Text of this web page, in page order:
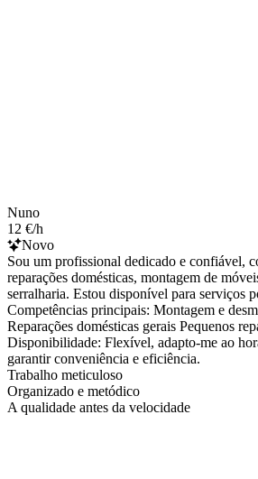
Nuno
12 €/h
Novo
Sou um profissional dedicado e confiável,
reparações domésticas, montagem de
serralharia. Estou disponível para serviços
Competências principais: Montagem e
Reparações domésticas gerais Pequenos
Disponibilidade: Flexível, adapto-me ao
garantir conveniência e eficiência.
Trabalho meticuloso
Organizado e metódico
A qualidade antes da velocidade